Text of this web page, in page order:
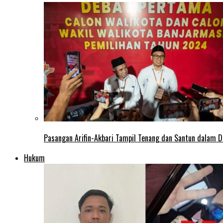
Pasangan Arifin-Akbari Tampil Tenang dan Santun dalam
Hukum